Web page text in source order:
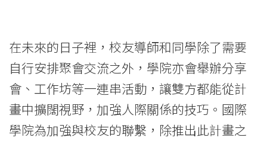
在未來的日子裡，校友導師和同學除了需要
自行安排聚會交流之外，學院亦會舉辦分享
會、工作坊等一連串活動，讓雙方都能從計
畫中擴闊視野，加強人際關係的技巧。國際
學院為加強與校友的聯繫，除推出此計畫之